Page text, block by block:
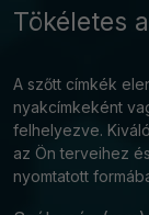
Tökéletes
A szőtt címkék
nyakcímkeként
felhelyezve.
az Ön terveihez
nyomtatott